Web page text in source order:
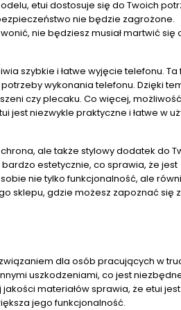
etui dostosuje się do Twoich
nie będzie zagrożone.
nie będziesz musiał martwić się
szybkie i łatwe wyjęcie telefonu. Ta
wykonania telefonu. Dzięki
czy plecaku. Co więcej, możliwość
jest niezwykle praktyczne i łatwe w
ale także stylowy dodatek do
estetycznie, co sprawia, że jest
nie tylko funkcjonalność, ale
sklepu, gdzie możesz zapoznać się
dla osób pracujących w
uszkodzeniami, co jest
materiałów sprawia, że etui
jego funkcjonalność.